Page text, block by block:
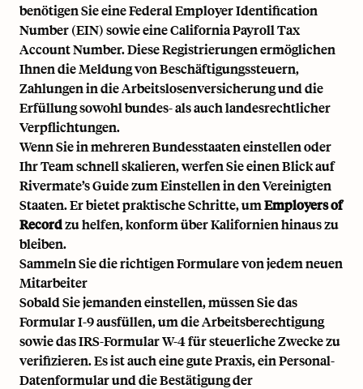
benötigen Sie eine Federal Employer Identification
Number (EIN) sowie eine California Payroll Tax
Account Number. Diese Registrierungen ermöglichen
Ihnen die Meldung von Beschäftigungssteuern,
Zahlungen in die Arbeitslosenversicherung und die
Erfüllung sowohl bundes- als auch landesrechtlicher
Verpflichtungen.
Wenn Sie in mehreren Bundesstaaten einstellen oder
Ihr Team schnell skalieren, werfen Sie einen Blick auf
Rivermate’s Guide zum Einstellen in den Vereinigten
Staaten. Er bietet praktische Schritte, umEmployers of
Recordzu helfen, konform über Kalifornien hinaus zu
bleiben.
Sammeln Sie die richtigen Formulare von jedem neuen
Mitarbeiter
Sobald Sie jemanden einstellen, müssen Sie das
Formular I-9 ausfüllen, um dieArbeitsberechtigung
sowie das IRS-Formular W-4 für steuerliche Zwecke zu
verifizieren. Es ist auch eine gute Praxis, ein Personal-
Datenformular und die Bestätigung der